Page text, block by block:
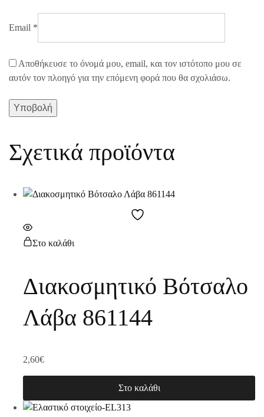
Email *
Αποθήκευσε το όνομά μου, email, και τον ιστότοπο μου σε
αυτόν τον πλοηγό για την επόμενη φορά που θα σχολιάσω.
Σχετικά προϊόντα
Στο καλάθι
Διακοσμητικό Βότσαλο
Λάβα 861144
2,60€
Στο καλάθι